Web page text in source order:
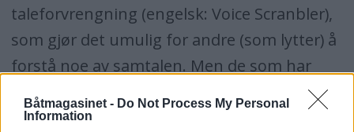
Båtmagasinet - Do Not Process My Personal
Information
taleforvrengning (engelsk: Voice Scranbler),
som gjør det umulig for andre (som lytter) å
forstå noe av samtalen. Men de som har
samme type radio, vil kunne forstå alt! Også
denne radioen har en såkalt SmartRing